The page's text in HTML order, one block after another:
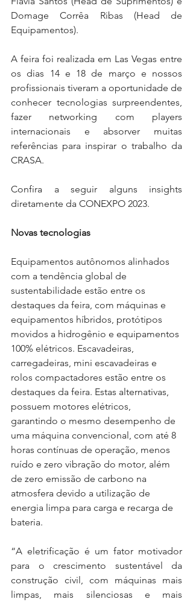
Domage Corrêa Ribas (Head de
Equipamentos).
A feira foi realizada em Las Vegas entre
os dias 14 e 18 de março e nossos
profissionais tiveram a oportunidade de
conhecer tecnologias surpreendentes,
fazer networking com players
internacionais e absorver muitas
referências para inspirar o trabalho da
CRASA.
Confira a seguir alguns insights
diretamente da CONEXPO 2023.
Novas tecnologias
Equipamentos autônomos alinhados
com a tendência global de
sustentabilidade estão entre os
destaques da feira, com máquinas e
equipamentos híbridos, protótipos
movidos a hidrogênio e equipamentos
100% elétricos. Escavadeiras,
carregadeiras, mini escavadeiras e
rolos compactadores estão entre os
destaques da feira. Estas alternativas,
possuem motores elétricos,
garantindo o mesmo desempenho de
uma máquina convencional, com até 8
horas contínuas de operação, menos
ruído e zero vibração do motor, além
de zero emissão de carbono na
atmosfera devido a utilização de
energia limpa para carga e recarga de
bateria.
“A eletrificação é um fator motivador
para o crescimento sustentável da
construção civil, com máquinas mais
limpas, mais silenciosas e mais